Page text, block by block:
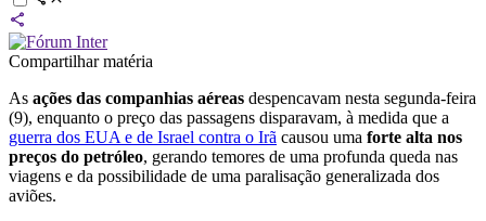
Compartilhar matéria
As ações das companhias aéreas despencavam nesta segunda-feira
(9), enquanto o preço das passagens disparavam, à medida que a
guerra dos EUA e de Israel contra o Irã causou uma forte alta nos
preços do petróleo, gerando temores de uma profunda queda nas
viagens e da possibilidade de uma paralisação generalizada dos
aviões.